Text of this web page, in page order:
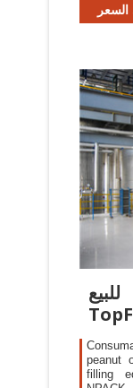
-
peanut
filling